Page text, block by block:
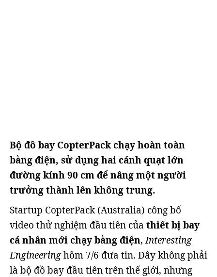
Bộ đồ bay CopterPack chạy hoàn toàn
bằng điện, sử dụng hai cánh quạt lớn
đường kính 90 cm để nâng một người
trưởng thành lên không trung.
Startup CopterPack (Australia) công bố
video thử nghiệm đầu tiên của thiết bị bay
cá nhân mới chạy bằng điện,Interesting
Engineeringhôm 7/6 đưa tin. Đây không phải
là bộ đồ bay đầu tiên trên thế giới, nhưng